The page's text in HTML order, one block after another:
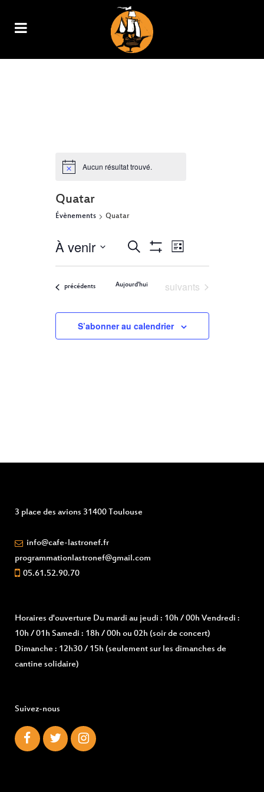
Aucun résultat trouvé.
Quatar
Évènements Quatar
RECHERCHE
ET
NAVIGATION
DE
VUES
Recherche
Filters
NAVIGATION
VUES
ÉVÈNEMENT
Liste
À venir
date.
Évènements
précédents Aujourd'hui Évènements
suivants
S’abonner au calendrier
3 place des avions 31400 Toulouse
info@cafe-lastronef.fr
programmationlastronef@gmail.com
05.61.52.90.70
Horaires d'ouverture Du mardi au jeudi : 10h / 00h Vendredi :
10h / 01h Samedi : 18h / 00h ou 02h (soir de concert)
Dimanche : 12h30 / 15h (seulement sur les dimanches de
cantine solidaire)
Suivez-nous